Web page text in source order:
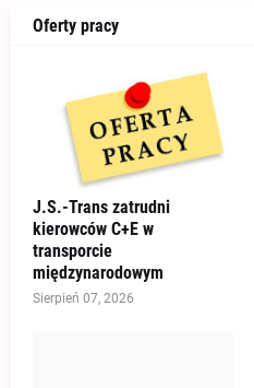
Oferty pracy
J.S.-Trans zatrudni
kierowców C+E w
transporcie
międzynarodowym
Sierpień 07, 2026